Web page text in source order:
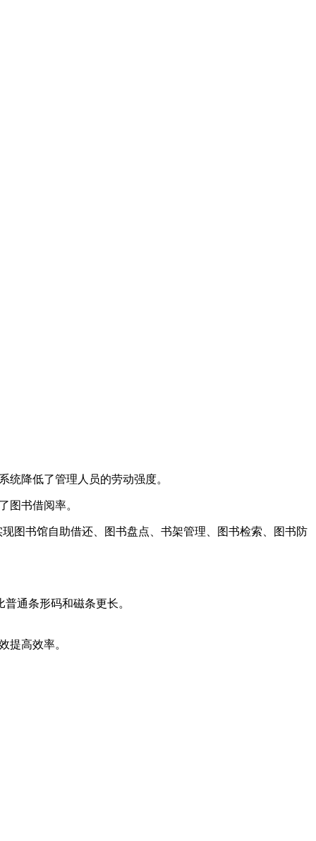
统降低了管理人员的劳动强度。
图书借阅率。
图书馆自助借还、图书盘点、书架管理、图书检索、图书防
通条形码和磁条更长。
提高效率。